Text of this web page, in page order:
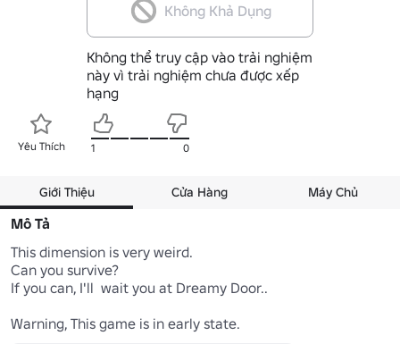
Không Khả Dụng
Không thể truy cập vào trải nghiệm
này vì trải nghiệm chưa được xếp
hạng
Yêu Thích 1 0
Giới Thiệu Cửa Hàng Máy Chủ
Mô Tả
This dimension is very weird.
Can you survive?
If you can, I'll  wait you at Dreamy Door..
Warning, This game is in early state.